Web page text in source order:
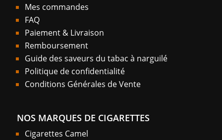
Mes commandes
FAQ
Paiement & Livraison
Remboursement
Guide des saveurs du tabac à narguilé
Politique de confidentialité
Conditions Générales de Vente
NOS MARQUES DE CIGARETTES
Cigarettes Camel